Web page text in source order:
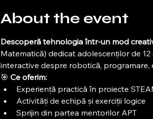
About the event
Descoperă tehnologia într-un mod
Matematică) dedicat adolescenților de
interactive despre robotică, programare,
🎯 Ce oferim:
Experiență practică în proiecte
Activități de echipă și exerciții logice
Sprijin din partea mentorilor APT